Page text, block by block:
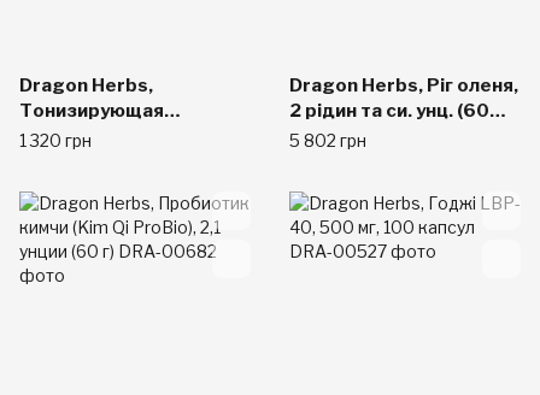
Dragon Herbs,
Тонизирующая
формула с Poria Five,
растительных капсул
1 320 грн
Dragon Herbs, Ріг оленя,
2 рідин та си. унц. (60
мл)
5 802 грн